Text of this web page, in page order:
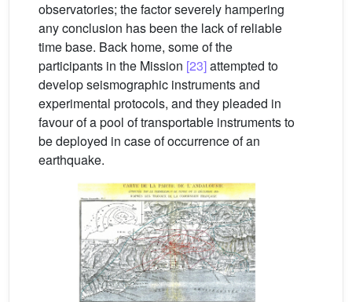
observatories; the factor severely hampering
any conclusion has been the lack of reliable
time base. Back home, some of the
participants in the Mission [23]attempted to
develop seismographic instruments and
experimental protocols, and they pleaded in
favour of a pool of transportable instruments to
be deployed in case of occurrence of an
earthquake.